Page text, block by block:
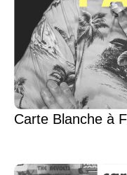
Carte Blanche à